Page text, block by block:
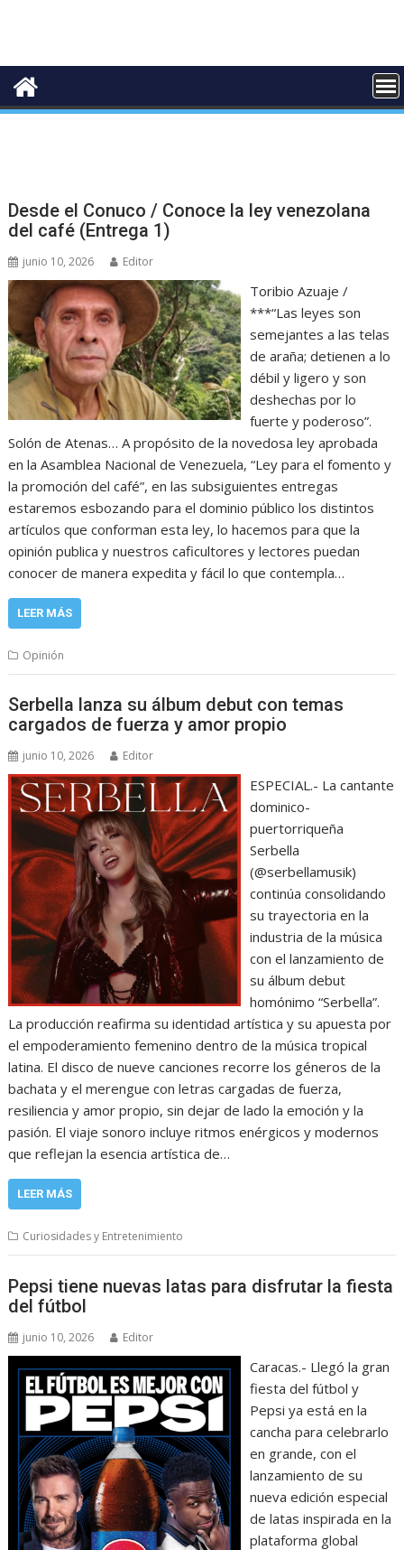
Desde el Conuco / Conoce la ley venezolana
del café (Entrega 1)
junio 10, 2026 Editor
Toribio Azuaje /
***“Las leyes son
semejantes a las telas
de araña; detienen a lo
débil y ligero y son
deshechas por lo
fuerte y poderoso”.
Solón de Atenas… A propósito de la novedosa ley aprobada
en la Asamblea Nacional de Venezuela, “Ley para el fomento y
la promoción del café”, en las subsiguientes entregas
estaremos esbozando para el dominio público los distintos
artículos que conforman esta ley, lo hacemos para que la
opinión publica y nuestros caficultores y lectores puedan
conocer de manera expedita y fácil lo que contempla…
LEER MÁS
Opinión
Serbella lanza su álbum debut con temas
cargados de fuerza y amor propio
junio 10, 2026 Editor
ESPECIAL.- La cantante
dominico-
puertorriqueña
Serbella
(@serbellamusik)
continúa consolidando
su trayectoria en la
industria de la música
con el lanzamiento de
su álbum debut
homónimo “Serbella”.
La producción reafirma su identidad artística y su apuesta por
el empoderamiento femenino dentro de la música tropical
latina. El disco de nueve canciones recorre los géneros de la
bachata y el merengue con letras cargadas de fuerza,
resiliencia y amor propio, sin dejar de lado la emoción y la
pasión. El viaje sonoro incluye ritmos enérgicos y modernos
que reflejan la esencia artística de…
LEER MÁS
Curiosidades y Entretenimiento
Pepsi tiene nuevas latas para disfrutar la fiesta
del fútbol
junio 10, 2026 Editor
Caracas.- Llegó la gran
fiesta del fútbol y
Pepsi ya está en la
cancha para celebrarlo
en grande, con el
lanzamiento de su
nueva edición especial
de latas inspirada en la
plataforma global